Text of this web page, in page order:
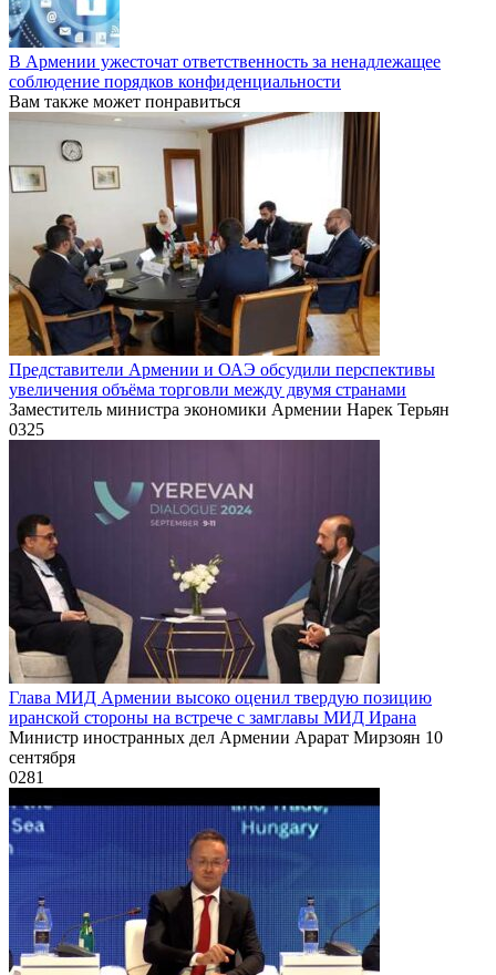
В Армении ужесточат ответственность за ненадлежащее
соблюдение порядков конфиденциальности
Вам также может понравиться
Представители Армении и ОАЭ обсудили перспективы
увеличения объёма торговли между двумя странами
Заместитель министра экономики Армении Нарек Терьян
0325
Глава МИД Армении высоко оценил твердую позицию
иранской стороны на встрече с замглавы МИД Ирана
Министр иностранных дел Армении Арарат Мирзоян 10
сентября
0281